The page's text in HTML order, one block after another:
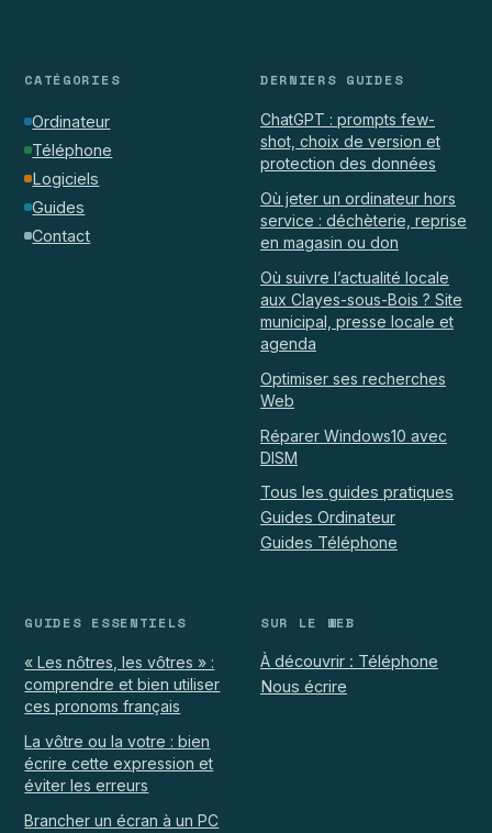
CATÉGORIES
Ordinateur
Téléphone
Logiciels
Guides
Contact
DERNIERS GUIDES
ChatGPT : prompts few-
shot, choix de version et
protection des données
Où jeter un ordinateur hors
service : déchèterie, reprise
en magasin ou don
Où suivre l’actualité locale
aux Clayes-sous-Bois ? Site
municipal, presse locale et
agenda
Optimiser ses recherches
Web
Réparer Windows10 avec
DISM
Tous les guides pratiques
Guides Ordinateur
Guides Téléphone
GUIDES ESSENTIELS
« Les nôtres, les vôtres » :
comprendre et bien utiliser
ces pronoms français
La vôtre ou la votre : bien
écrire cette expression et
éviter les erreurs
Brancher un écran à un PC
SUR LE WEB
À découvrir : Téléphone
Nous écrire